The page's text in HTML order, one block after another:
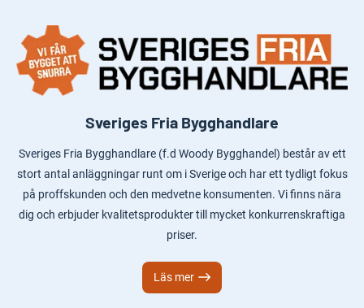
Sveriges Fria Bygghandlare
Sveriges Fria Bygghandlare (f.d Woody Bygghandel) består av ett
stort antal anläggningar runt om i Sverige och har ett tydligt fokus
på proffskunden och den medvetne konsumenten. Vi finns nära
dig och erbjuder kvalitetsprodukter till mycket konkurrenskraftiga
priser.
Läs mer